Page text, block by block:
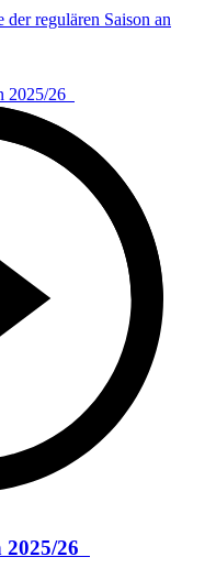
regulären Saison an
2025/26